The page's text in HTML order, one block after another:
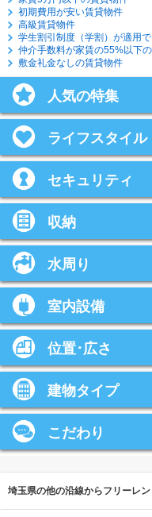
初期費用が安い賃貸物件
高級賃貸物件
学生割引制度（学割）が適用
仲介手数料が家賃の55%以下
敷金礼金なしの賃貸物件
人気の特集
ライフスタイル
セキュリティ
収納
水周り
室内設備
位置･広さ
建物タイプ
こだわり
埼玉県の他の沿線からフリーレ